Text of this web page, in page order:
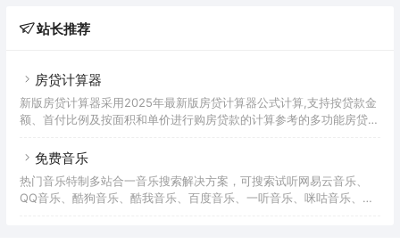
费用的支持，如果觉得网站使用起来对你有帮助，可以在壁纸湖的相关
站长推荐
房贷计算器
新版房贷计算器采用2025年最新版房贷计算器公式计算,支持按贷款金
额、首付比例及按面积和单价进行购房贷款的计算参考的多功能房贷计
贷款利率、首付、月供明细等提供计算参考。
免费音乐
热门音乐特制多站合一音乐搜索解决方案，可搜索试听网易云音乐、
QQ音乐、酷狗音乐、酷我音乐、百度音乐、一听音乐、咪咕音乐、荔